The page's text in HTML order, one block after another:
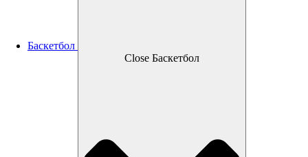
Баскетбол
Close Баскетбол